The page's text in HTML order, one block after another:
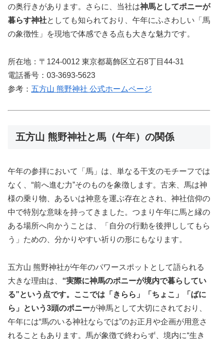
の奥行きがあります。さらに、当社は神馬としてポニーが
暮らす神社としても知られており、午年にふさわしい「馬
の象徴性」を現地で体感できる点も大きな魅力です。
所在地：〒124-0012 東京都葛飾区立石8丁目44-31
電話番号：03-3693-5623
参考： 五方山 熊野神社 公式ホームページ
五方山 熊野神社と馬（午年）の関係
午年の参拝において「馬」は、単なる干支のモチーフでは
なく、“前へ進む力”そのものを象徴します。古来、馬は神
様の乗り物、あるいは神意を運ぶ存在とされ、神社信仰の
中で特別な意味を持ってきました。つまり午年に馬と縁の
ある場所へ向かうことは、「自分の行動を後押ししてもら
う」ための、分かりやすい祈りの形にもなります。
五方山 熊野神社が午年のパワースポットとして語られる
大きな理由は、 “実際に神馬のポニーが境内で暮らしてい
る”という点です。ここでは「きらら」「ちょこ」「ばに
ら」という3頭のポニーが神馬として大切にされており、
午年には“馬のいる神社ならでは”のお正月や企画が用意さ
れることもあります。馬が象徴で終わらず、境内に“生き